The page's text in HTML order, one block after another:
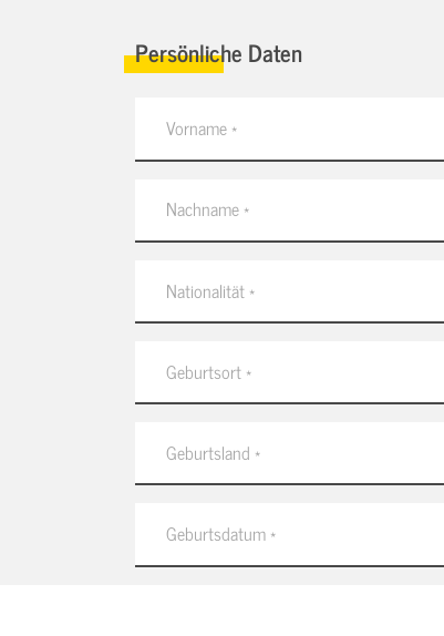
Persönliche Daten